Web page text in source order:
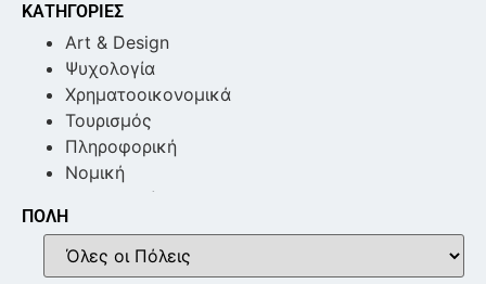
ΚΑΤΗΓΟΡΙΕΣ
Art & Design
Ψυχολογία
Χρηματοοικονομικά
Τουρισμός
Πληροφορική
Νομική
Ναυτιλιακά
Μηχανολογία & Τεχνολογία
Εκπαίδευση
Αγροδιατροφικός Τομέας
ΠΟΛΗ